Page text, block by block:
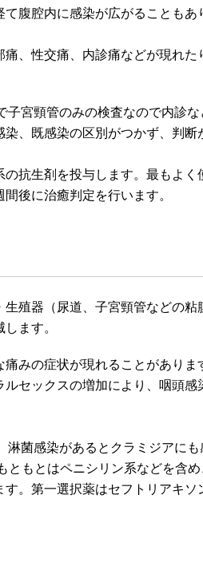
腹腔内に感染が広がることもあ
、性交痛、内診痛などが現れた
宮頸管のみの検査なので内診
、既感染の区別がつかず、判断
抗生剤を投与します。最もよく
後に治癒判定を行います。
殖器（尿道、子宮頸管などの粘
ます。
みの症状が現れることがありま
セックスの増加により、咽頭感
菌感染があるとクラミジアにも
もとはペニシリン系などを含
。第一選択薬はセフトリアキソ